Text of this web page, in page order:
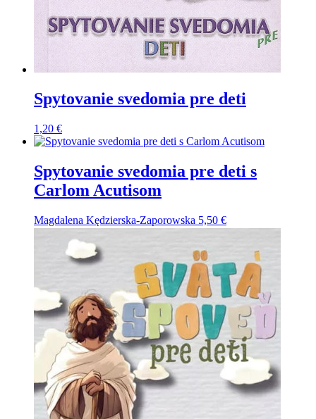
Spytovanie svedomia pre deti
1,20 €
Spytovanie svedomia pre deti s
Carlom Acutisom
Magdalena Kędzierska-Zaporowska 5,50 €